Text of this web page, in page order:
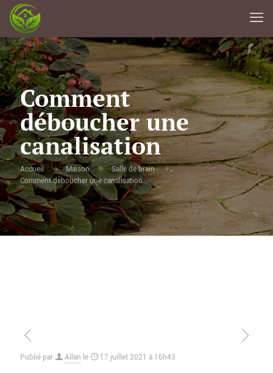
Comment
déboucher une
canalisation
Accueil Maison
Salle de brain
Comment déboucher une canalisation
Publié par Allan le 17 juillet 2021 à 16h43